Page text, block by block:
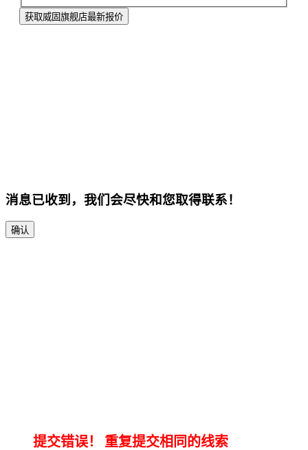
获取威固旗舰店最新报价
消息已收到，我们会尽快和您取得联系！
确认
提交错误！ 重复提交相同的线索